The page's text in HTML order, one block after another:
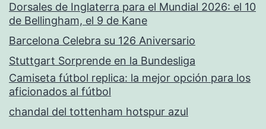
Dorsales de Inglaterra para el Mundial 2026: el 10
de Bellingham, el 9 de Kane
Barcelona Celebra su 126 Aniversario
Stuttgart Sorprende en la Bundesliga
Camiseta fútbol replica: la mejor opción para los
aficionados al fútbol
chandal del tottenham hotspur azul